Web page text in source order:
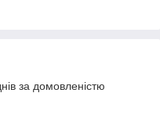
за домовленістю